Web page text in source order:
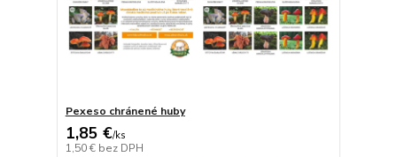
Pexeso chránené huby
1,85 €/ks
1,50 € bez DPH